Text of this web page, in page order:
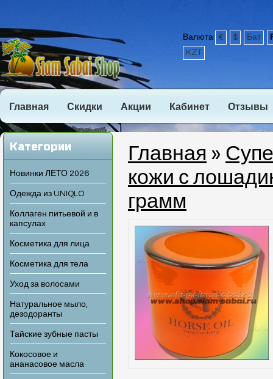
Валюта € $ Бат
KZT
Главная Скидки Акции Кабинет Отзывы
Категории
Новинки ЛЕТО 2026
Одежда из UNIQLO
Коллаген питьевой и в
капсулах
Косметика для лица
Косметика для тела
Уход за волосами
Натуральное мыло,
дезодоранты
Тайские зубные пасты
Кокосовое и
ананасовое масла
Главная »
кожи с
грамм